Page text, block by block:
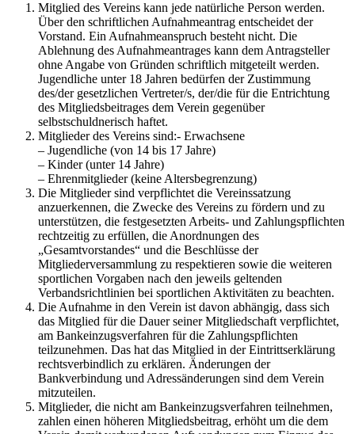
Mitglied des Vereins kann jede natürliche Person werden.
Über den schriftlichen Aufnahmeantrag entscheidet der
Vorstand. Ein Aufnahmeanspruch besteht nicht. Die
Ablehnung des Aufnahmeantrages kann dem Antragsteller
ohne Angabe von Gründen schriftlich mitgeteilt werden.
Jugendliche unter 18 Jahren bedürfen der Zustimmung
des/der gesetzlichen Vertreter/s, der/die für die Entrichtung
des Mitgliedsbeitrages dem Verein gegenüber
selbstschuldnerisch haftet.
Mitglieder des Vereins sind:- Erwachsene
– Jugendliche (von 14 bis 17 Jahre)
– Kinder (unter 14 Jahre)
– Ehrenmitglieder (keine Altersbegrenzung)
Die Mitglieder sind verpflichtet die Vereinssatzung
anzuerkennen, die Zwecke des Vereins zu fördern und zu
unterstützen, die festgesetzten Arbeits- und Zahlungspflichten
rechtzeitig zu erfüllen, die Anordnungen des
„Gesamtvorstandes“ und die Beschlüsse der
Mitgliederversammlung zu respektieren sowie die weiteren
sportlichen Vorgaben nach den jeweils geltenden
Verbandsrichtlinien bei sportlichen Aktivitäten zu beachten.
Die Aufnahme in den Verein ist davon abhängig, dass sich
das Mitglied für die Dauer seiner Mitgliedschaft verpflichtet,
am Bankeinzugsverfahren für die Zahlungspflichten
teilzunehmen. Das hat das Mitglied in der Eintrittserklärung
rechtsverbindlich zu erklären. Änderungen der
Bankverbindung und Adressänderungen sind dem Verein
mitzuteilen.
Mitglieder, die nicht am Bankeinzugsverfahren teilnehmen,
zahlen einen höheren Mitgliedsbeitrag, erhöht um die dem